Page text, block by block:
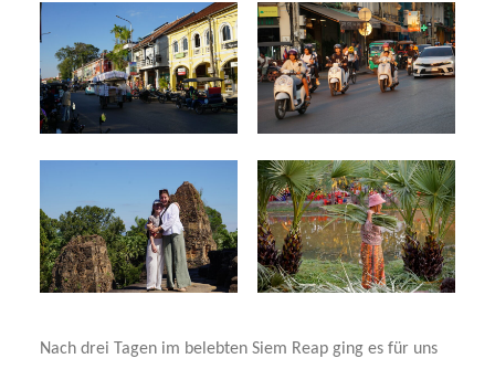
Nach drei Tagen im belebten Siem Reap ging es für uns